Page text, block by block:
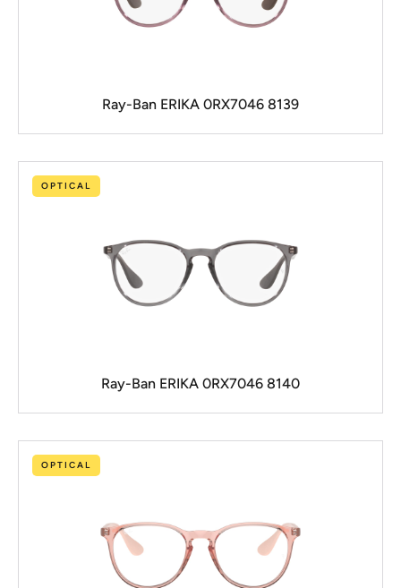
Ray-Ban ERIKA 0RX7046 8139
OPTICAL
Ray-Ban ERIKA 0RX7046 8140
OPTICAL